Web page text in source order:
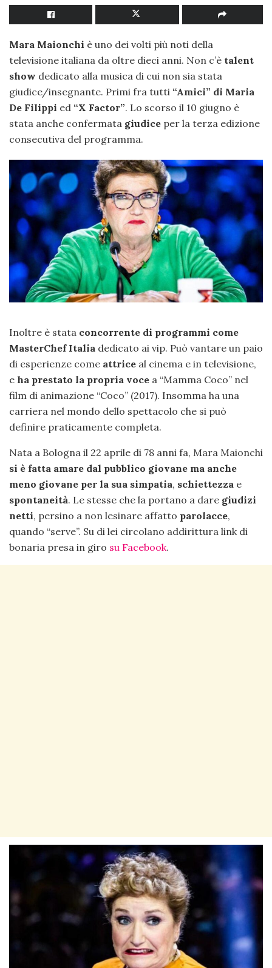
Mara Maionchi è uno dei volti più noti della
televisione italiana da oltre dieci anni. Non c’è talent
show dedicato alla musica di cui non sia stata
giudice/insegnante. Primi fra tutti “Amici” di Maria
De Filippi ed “X Factor”. Lo scorso il 10 giugno è
stata anche confermata giudice per la terza edizione
consecutiva del programma.
Inoltre è stata concorrente di programmi come
MasterChef Italia dedicato ai vip. Può vantare un paio
di esperienze come attrice al cinema e in televisione,
e ha prestato la propria voce a “Mamma Coco” nel
film di animazione “Coco” (2017). Insomma ha una
carriera nel mondo dello spettacolo che si può
definire praticamente completa.
Nata a Bologna il 22 aprile di 78 anni fa, Mara Maionchi
si è fatta amare dal pubblico giovane ma anche
meno giovane per la sua simpatia, schiettezza e
spontaneità. Le stesse che la portano a dare giudizi
netti, persino a non lesinare affatto parolacce,
quando “serve”. Su di lei circolano addirittura link di
bonaria presa in giro su Facebook.